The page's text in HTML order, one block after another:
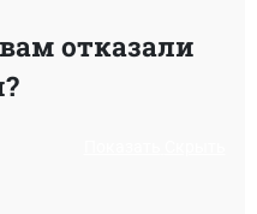
отказали